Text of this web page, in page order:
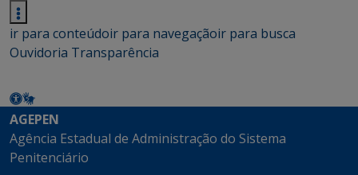
ir para conteúdoir para navegaçãoir para busca
Ouvidoria Transparência
AGEPEN
Agência Estadual de Administração do Sistema
Penitenciário